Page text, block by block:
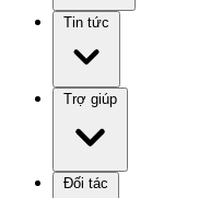
Tin tức
Trợ giúp
Đối tác